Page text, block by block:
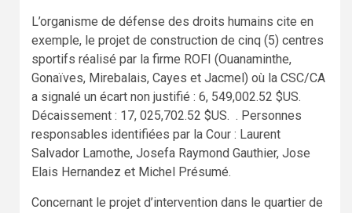
L’organisme de défense des droits humains cite en
exemple, le projet de construction de cinq (5) centres
sportifs réalisé par la firme ROFI (Ouanaminthe,
Gonaïves, Mirebalais, Cayes et Jacmel) où la CSC/CA
a signalé un écart non justifié : 6, 549,002.52 $US.
Décaissement : 17, 025,702.52 $US. . Personnes
responsables identifiées par la Cour : Laurent
Salvador Lamothe, Josefa Raymond Gauthier, Jose
Elais Hernandez et Michel Présumé.
Concernant le projet d’intervention dans le quartier de